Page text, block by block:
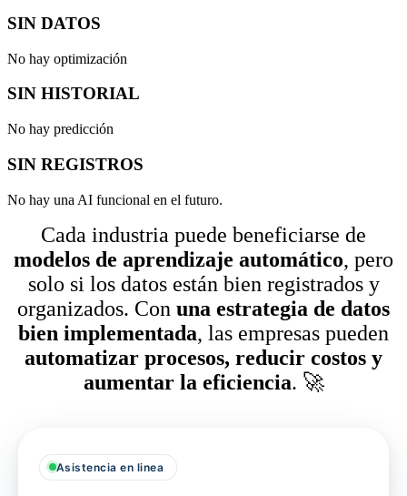
SIN DATOS
No hay optimización
SIN HISTORIAL
No hay predicción
SIN REGISTROS
No hay una AI funcional en el futuro.
Cada industria puede beneficiarse de
modelos de aprendizaje automático, pero
solo si los datos están bien registrados y
organizados. Con una estrategia de datos
bien implementada, las empresas pueden
automatizar procesos, reducir costos y
aumentar la eficiencia. 🚀
Asistencia en linea